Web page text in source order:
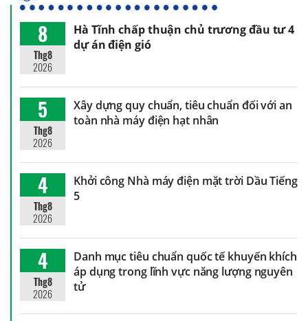
8
Thg8
2026
Hà Tĩnh chấp thuận chủ trương đầu tư 4
dự án điện gió
5
Thg8
2026
Xây dựng quy chuẩn, tiêu chuẩn đối với an
toàn nhà máy điện hạt nhân
4
Thg8
2026
Khởi công Nhà máy điện mặt trời Dầu Tiếng
5
4
Thg8
2026
Danh mục tiêu chuẩn quốc tế khuyến khích
áp dụng trong lĩnh vực năng lượng nguyên
tử